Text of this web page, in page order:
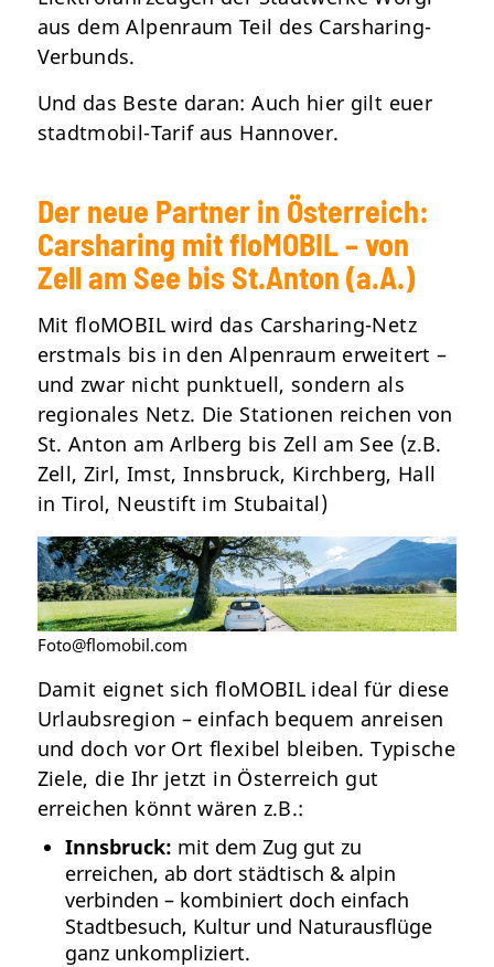
aus dem Alpenraum Teil des Carsharing-
Verbunds.
Und das Beste daran: Auch hier gilt euer
stadtmobil-Tarif aus Hannover.
Der neue Partner in Österreich:
Carsharing mit floMOBIL – von
Zell am See bis St.Anton (a.A.)
Mit floMOBIL wird das Carsharing-Netz
erstmals bis in den Alpenraum erweitert –
und zwar nicht punktuell, sondern als
regionales Netz. Die Stationen reichen von
St. Anton am Arlberg bis Zell am See (z.B.
Zell, Zirl, Imst, Innsbruck, Kirchberg, Hall
in Tirol, Neustift im Stubaital)
Foto@flomobil.com
Damit eignet sich floMOBIL ideal für diese
Urlaubsregion – einfach bequem anreisen
und doch vor Ort flexibel bleiben. Typische
Ziele, die Ihr jetzt in Österreich gut
erreichen könnt wären z.B.:
Innsbruck: mit dem Zug gut zu
erreichen, ab dort städtisch & alpin
verbinden – kombiniert doch einfach
Stadtbesuch, Kultur und Naturausflüge
ganz unkompliziert.